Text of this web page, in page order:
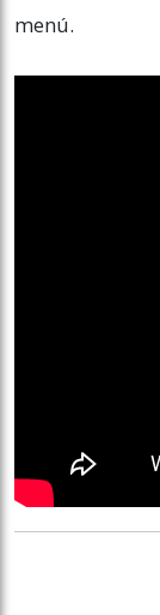
menú.